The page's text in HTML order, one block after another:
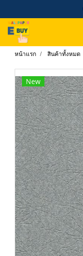
หน้าแรก สินค้าทั้งหมด
New